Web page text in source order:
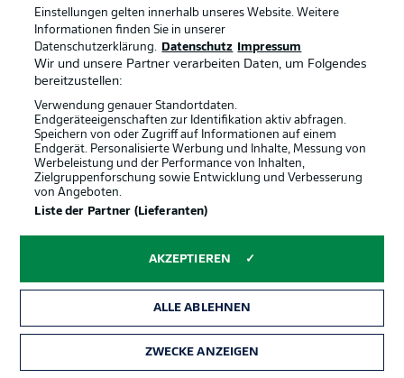
Kasten vorbei.
23' Darmstadt wird stärker
geben mehr und mehr den Ton an. Der KSC rennt in
dieser Phase viel hinterher und agiert etwas zu passiv.
20' Richter verzieht
Wieder verliert Karlsruhe das Spielgerät leichtfertig im
Winkel die lange Ecke an, das Leder wird noch
bringt danach nichts ein.
20' Papela zieht das Foul
Einstellungen gelten innerhalb unseres Website. Weitere
Informationen finden Sie in unserer
Datenschutzerklärung.
Datenschutz Impressum
Wir und unsere Partner verarbeiten Daten, um Folgendes
bereitzustellen:
Verwendung genauer Standortdaten.
Endgeräteeigenschaften zur Identifikation aktiv abfragen.
Speichern von oder Zugriff auf Informationen auf einem
Endgerät. Personalisierte Werbung und Inhalte, Messung von
Werbeleistung und der Performance von Inhalten,
Zielgruppenforschung sowie Entwicklung und Verbesserung
von Angeboten.
Liste der Partner (Lieferanten)
AKZEPTIEREN
ALLE ABLEHNEN
ZWECKE ANZEIGEN